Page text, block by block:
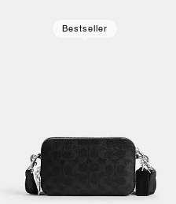
Bestseller